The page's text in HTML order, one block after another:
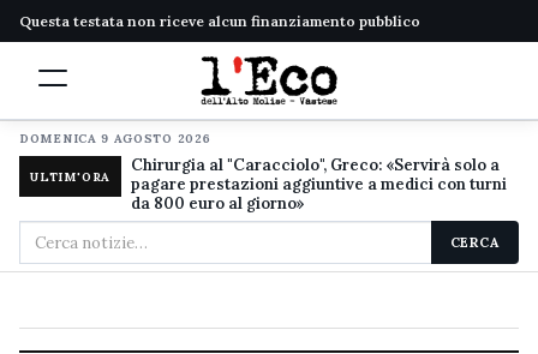
Questa testata non riceve alcun finanziamento pubblico
DOMENICA 9 AGOSTO 2026
ULTIM'ORA
Chirurgia al "Caracciolo", Greco: «Servirà solo a
pagare prestazioni aggiuntive a medici con turni
da 800 euro al giorno»
Cerca
nel
CERCA